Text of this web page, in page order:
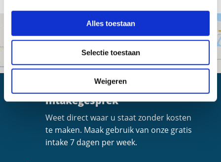
Alles toestaan
Selectie toestaan
Weigeren
Altijd een gratis
intakegesprek
Weet direct waar u staat zonder kosten
te maken. Maak gebruik van onze gratis
intake 7 dagen per week.